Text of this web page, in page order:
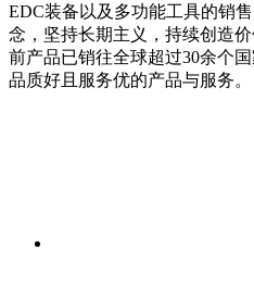
EDC装备以及多功能工具的销
念，坚持长期主义，持续创造
前产品已销往全球超过30余个
品质好且服务优的产品与服务。